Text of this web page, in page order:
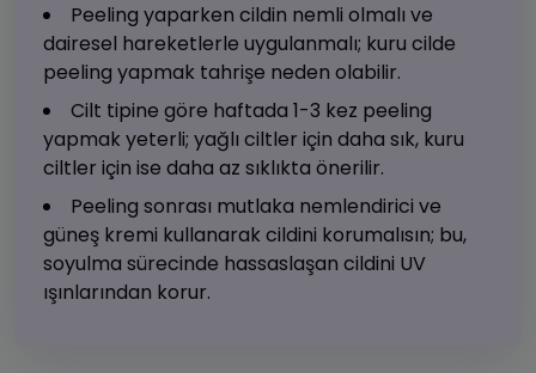
Peeling yaparken cildin nemli olmalı ve
dairesel hareketlerle uygulanmalı; kuru cilde
peeling yapmak tahrişe neden olabilir.
Cilt tipine göre haftada 1-3 kez peeling
yapmak yeterli; yağlı ciltler için daha sık, kuru
ciltler için ise daha az sıklıkta önerilir.
Peeling sonrası mutlaka nemlendirici ve
güneş kremi kullanarak cildini korumalısın; bu,
soyulma sürecinde hassaslaşan cildini UV
ışınlarından korur.